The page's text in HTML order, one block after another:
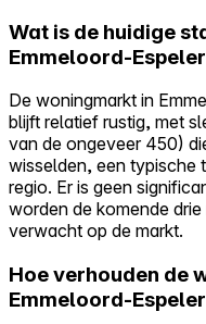
Wat is de huidige
Emmeloord-
De woningmarkt in
blijft relatief rustig, met
van de ongeveer 450)
wisselden, een typische
regio. Er is geen
worden de komende
verwacht op de markt.
Hoe verhouden de
Emmeloord-